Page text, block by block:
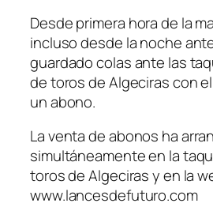
Desde primera hora de la
incluso desde la noche
guardado colas ante las
de toros de Algeciras con
un abono.
La venta de abonos ha
simultáneamente en la
toros de Algeciras y en la
www.lancesdefuturo.com